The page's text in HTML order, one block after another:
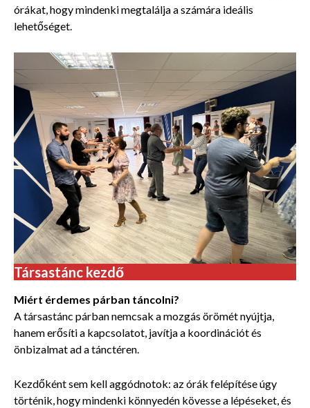
órákat, hogy mindenki megtalálja a számára ideális
lehetőséget.
Társastánc kezdő
Miért érdemes párban táncolni?
A társastánc párban nemcsak a mozgás örömét nyújtja,
hanem erősíti a kapcsolatot, javítja a koordinációt és
önbizalmat ad a tánctéren.
Kezdőként sem kell aggódnotok: az órák felépítése úgy
történik, hogy mindenki könnyedén kövesse a lépéseket, és